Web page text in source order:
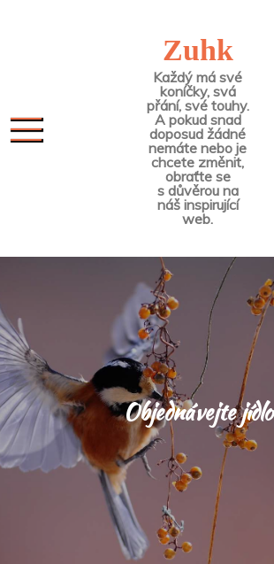
Zuhk
Každý má své
koníčky, svá
přání, své touhy.
A pokud snad
doposud žádné
nemáte nebo je
chcete změnit,
obraťte se
s důvěrou na
náš inspirující
web.
Objednávejte jídlo